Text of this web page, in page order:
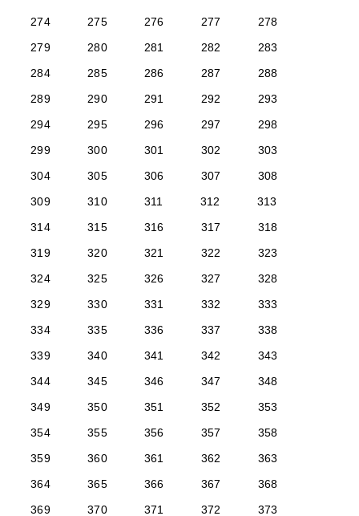
274
275 276 277
278
279
280 281 282
283
284
285 286 287
288
289
290 291 292
293
294
295 296 297
298
299
300 301 302
303
304
305 306 307
308
309
310 311 312
313
314
315 316 317
318
319
320 321 322
323
324
325 326 327
328
329
330 331 332
333
334
335 336 337
338
339
340 341 342
343
344
345 346 347
348
349
350 351 352
353
354
355 356 357
358
359
360 361 362
363
364
365 366 367
368
369
370 371 372 373